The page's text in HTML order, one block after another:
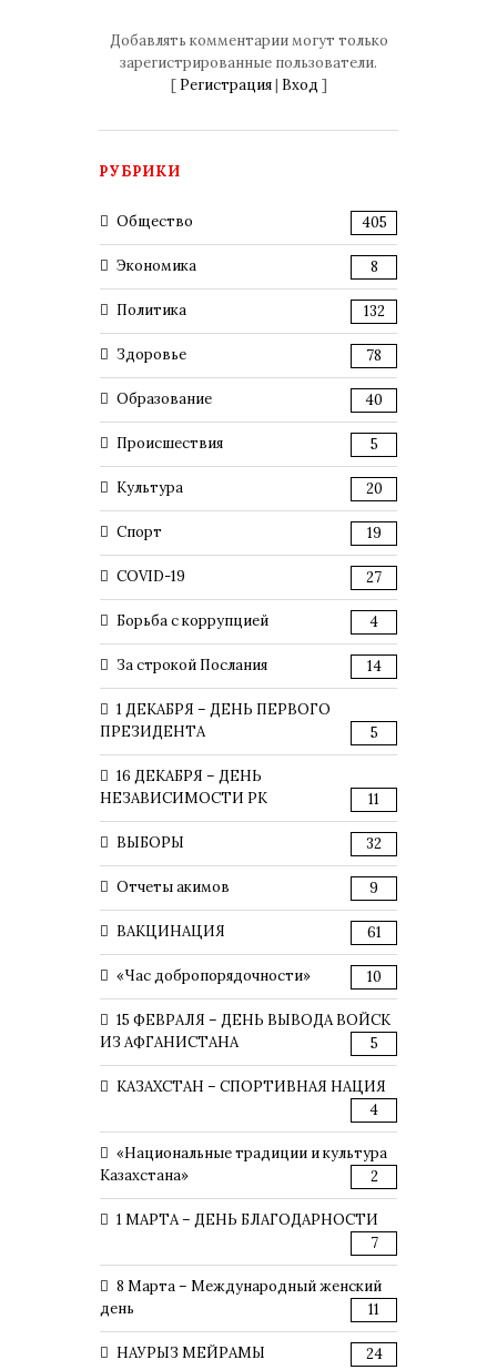
Добавлять комментарии могут только
зарегистрированные пользователи.
[ Регистрация| Вход ]
РУБРИКИ
Общество 405
Экономика 8
Политика 132
Здоровье 78
Образование 40
Происшествия 5
Культура 20
Спорт 19
COVID-19 27
Борьба с коррупцией 4
За строкой Послания 14
1 ДЕКАБРЯ – ДЕНЬ ПЕРВОГО
ПРЕЗИДЕНТА
5
16 ДЕКАБРЯ – ДЕНЬ
НЕЗАВИСИМОСТИ РК
11
ВЫБОРЫ 32
Отчеты акимов 9
ВАКЦИНАЦИЯ 61
«Час добропорядочности» 10
15 ФЕВРАЛЯ – ДЕНЬ ВЫВОДА ВОЙСК
ИЗ АФГАНИСТАНА
5
КАЗАХСТАН – СПОРТИВНАЯ НАЦИЯ
4
«Национальные традиции и культура
Казахстана»
2
1 МАРТА – ДЕНЬ БЛАГОДАРНОСТИ
7
8 Марта – Международный женский
день
11
НАУРЫЗ МЕЙРАМЫ 24